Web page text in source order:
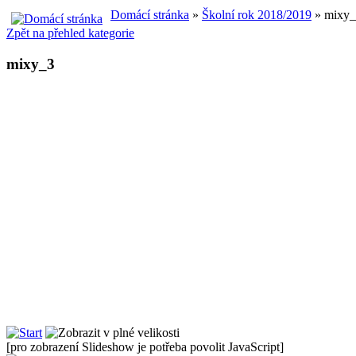
Domácí stránka » Školní rok 2018/2019 »
Zpět na přehled kategorie
mixy_3
[pro zobrazení Slideshow je potřeba povolit JavaScript]